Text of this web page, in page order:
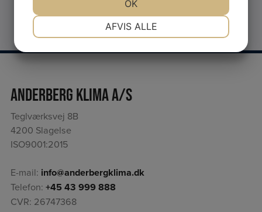
Anderberg Klima A/S
Teglværksvej 8B
4200 Slagelse
ISO9001:2015
E-mail: info@anderbergklima.dk
Telefon: +45 43 999 888
CVR: 26747368
AFVIS ALLE
OK